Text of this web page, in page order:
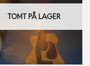
TOMT PÅ LAGER